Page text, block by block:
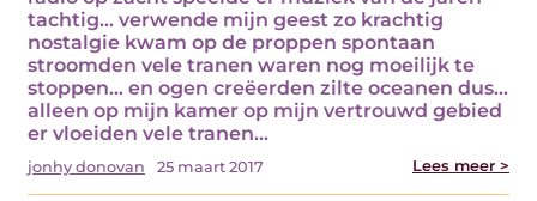
tachtig… verwende mijn geest zo krachtig
nostalgie kwam op de proppen spontaan
stroomden vele tranen waren nog moeilijk te
stoppen… en ogen creëerden zilte oceanen dus…
alleen op mijn kamer op mijn vertrouwd gebied
er vloeiden vele tranen…
jonhy donovan 25 maart 2017 Lees meer >